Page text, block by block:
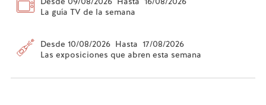
La guía TV de la semana
Desde 10/08/2026 Hasta 17/08/2026
Las exposiciones que abren esta semana